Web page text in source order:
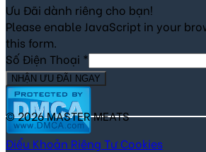
Ưu Đãi dành riêng cho bạn!
Please enable JavaScript in your
this form.
Số Điện Thoại *
NHẬN ƯU ĐÃI NGAY
© 2026 MASTER MEATS
Điểu Khoản Riêng Tư Cookies